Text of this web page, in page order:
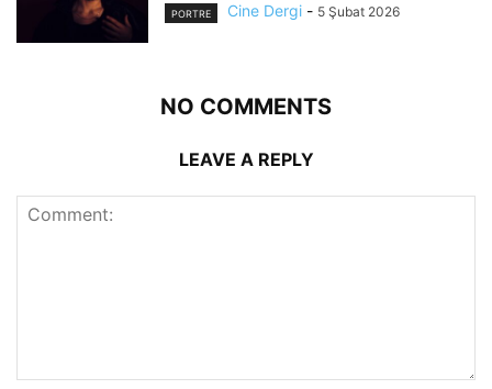
PORTRE Cine Dergi - 5 Şubat 2026
NO COMMENTS
LEAVE A REPLY